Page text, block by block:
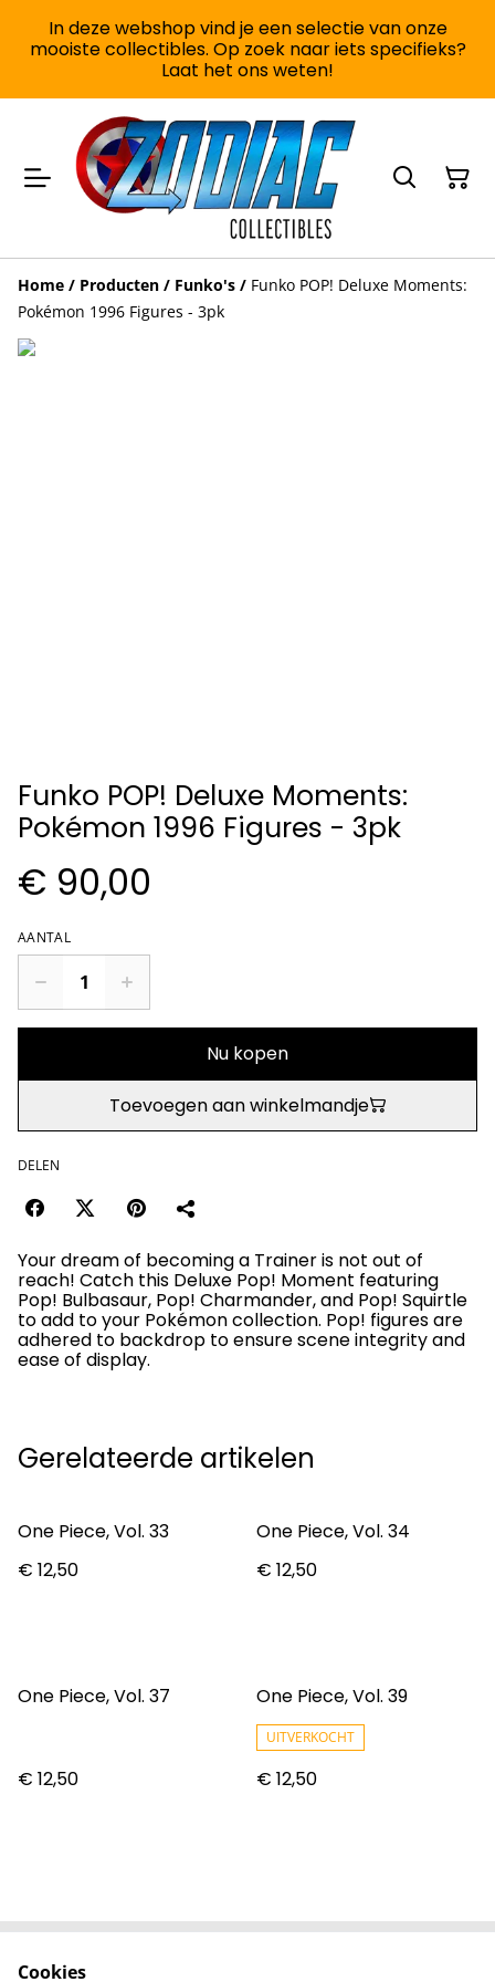
In deze webshop vind je een selectie van onze
mooiste collectibles. Op zoek naar iets specifieks?
Laat het ons weten!
Home / Producten / Funko's / Funko POP! Deluxe Moments:
Pokémon 1996 Figures - 3pk
Funko POP! Deluxe Moments:
Pokémon 1996 Figures - 3pk
€ 90,00
AANTAL
Nu kopen
Toevoegen aan winkelmandje
DELEN
Your dream of becoming a Trainer is not out of
reach! Catch this Deluxe Pop! Moment featuring
Pop! Bulbasaur, Pop! Charmander, and Pop! Squirtle
to add to your Pokémon collection. Pop! figures are
adhered to backdrop to ensure scene integrity and
ease of display.
Gerelateerde artikelen
One Piece, Vol. 33
€ 12,50
One Piece, Vol. 34
€ 12,50
One Piece, Vol. 37
€ 12,50
One Piece, Vol. 39
UITVERKOCHT
€ 12,50
Cookies